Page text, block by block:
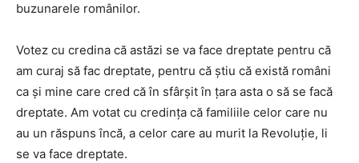
buzunarele românilor.
Votez cu credina că astăzi se va face dreptate pentru că
am curaj să fac dreptate, pentru că știu că există români
ca și mine care cred că în sfârșit în țara asta o să se facă
dreptate. Am votat cu credința că familiile celor care nu
au un răspuns încă, a celor care au murit la Revoluție, li
se va face dreptate.